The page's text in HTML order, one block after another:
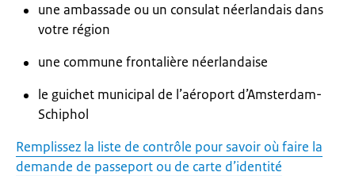
une ambassade ou un consulat néerlandais dans
votre région
une commune frontalière néerlandaise
le guichet municipal de l’aéroport d’Amsterdam-
Schiphol
Remplissez la liste de contrôle pour savoir où faire la
demande de passeport ou de carte d’identité